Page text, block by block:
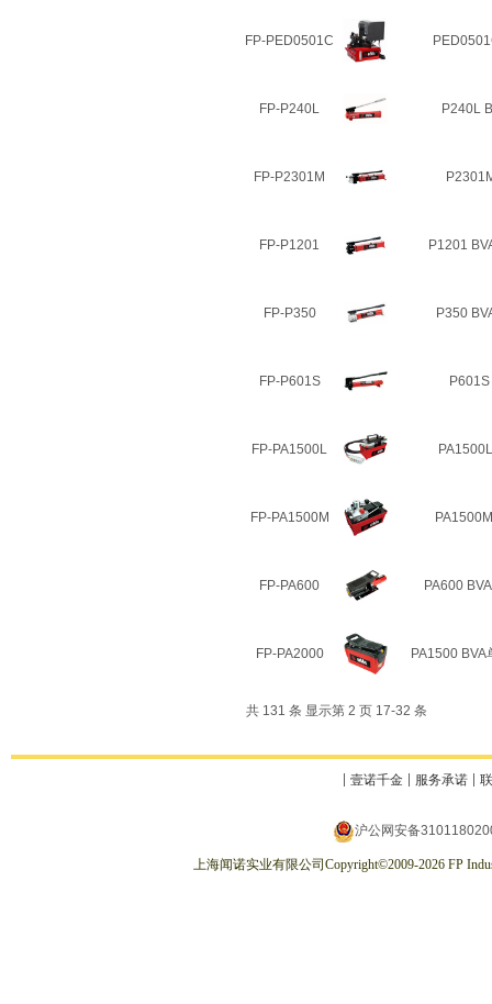
FP-PED0501C
FP-P240L P240L
FP-P2301M
FP-P1201 P1201
FP-P350 P350
FP-P601S
FP-PA1500L
FP-PA1500M
FP-PA600 PA600
FP-PA2000 PA1500
共 131 条 显示第 2 页 17-32 条
壹诺千金 服务承诺
沪公网安备
上海闻诺实业有限公司 Copyright©2009-2026 FP